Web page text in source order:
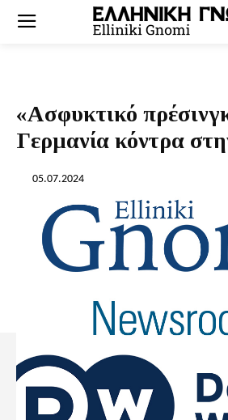
«Ασφυκτικό
Γερμανία κόντρα
05.07.2024